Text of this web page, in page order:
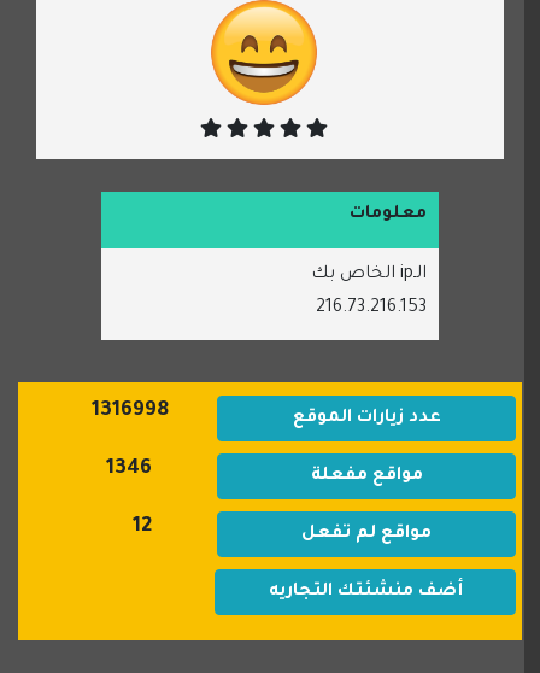
معلومات
الـip الخاص بك
216.73.216.153
عدد زيارات الموقع 1316998
مواقع مفعلة 1346
مواقع لم تفعل 12
أضف منشئتك التجاريه